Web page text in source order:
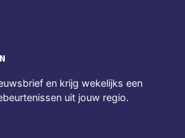
en krijg wekelijks een
uit jouw regio.